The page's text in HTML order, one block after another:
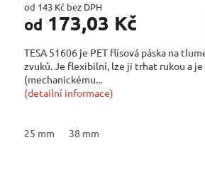
od 143 Kč bez DPH
od 173,03 Kč
TESA 51606 je PET flísová páska na
zvuků. Je flexibilní, lze ji trhat rukou a
(mechanickému...
(detailní informace)
25 mm 38 mm